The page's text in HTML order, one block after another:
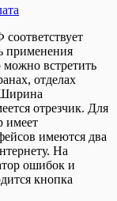
применения
можно встретить
отделах
отрезчик. Для
имеет
имеются два
На
ошибок и
кнопка